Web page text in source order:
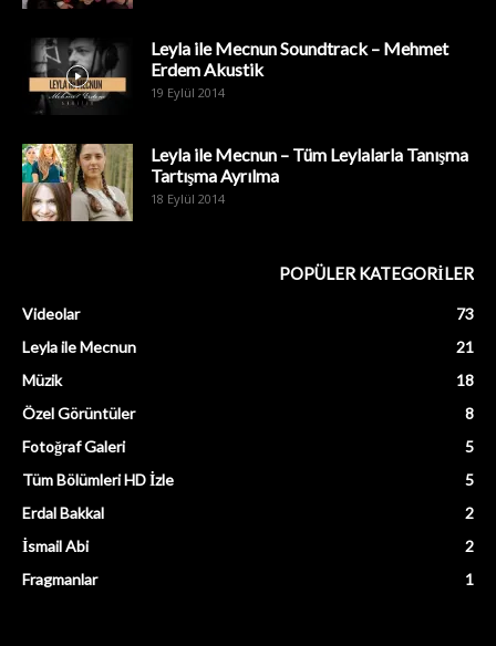
Leyla ile Mecnun Soundtrack – Mehmet
Erdem Akustik
19 Eylül 2014
Leyla ile Mecnun – Tüm Leylalarla Tanışma
Tartışma Ayrılma
18 Eylül 2014
POPÜLER KATEGORİLER
Videolar
73
Leyla ile Mecnun
21
Müzik
18
Özel Görüntüler
8
Fotoğraf Galeri
5
Tüm Bölümleri HD İzle
5
Erdal Bakkal
2
İsmail Abi
2
Fragmanlar
1